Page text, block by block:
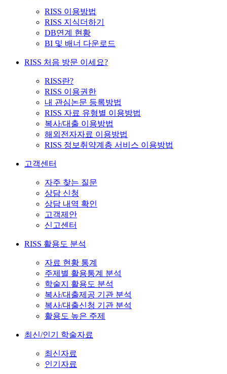
RISS 이용방법
RISS 지식더하기
DB연계 현황
BI 및 배너 다운로드
RISS 처음 방문 이세요?
RISS란?
RISS 이용권한
내 관심논문 등록방법
RISS 자료 유형별 이용방법
복사/대출 이용방법
해외전자자료 이용방법
RISS 정보취약계층 서비스 이용방법
고객센터
자주 찾는 질문
상담 신청
상담 내역 확인
고객제안
신고센터
RISS 활용도 분석
자료 현황 통계
주제별 활용통계 분석
학술지 활용도 분석
복사/대출제공 기관 분석
복사/대출신청 기관 분석
활용도 높은 주제
최신/인기 학술자료
최신자료
인기자료